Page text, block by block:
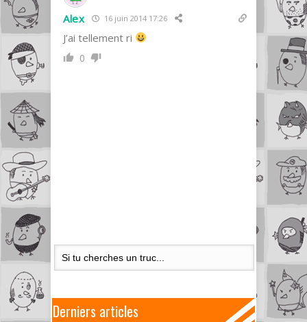
Alex 16 juin 2014 17:26
J’ai tellement ri
0
Derniers articles